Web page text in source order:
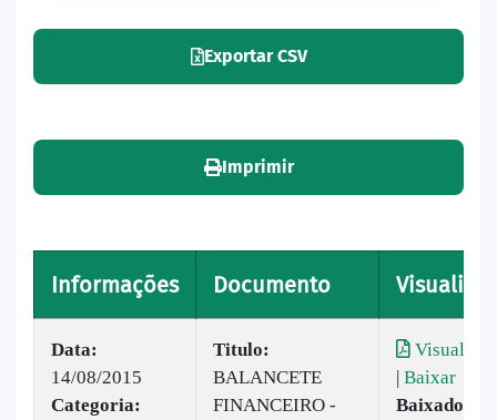
Exportar CSV
Imprimir
Informações Documento Visualizar
Data:
14/08/2015
Categoria:
Titulo:
BALANCETE
FINANCEIRO -
Visualizar
| Baixar
Baixado: